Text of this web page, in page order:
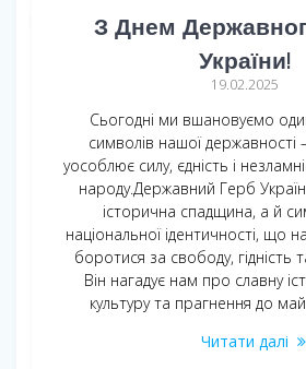
З Днем
України!
19.02.2025
Сьогодні ми вшановуємо
символів нашої державності
уособлює силу, єдність і
народу.Державний Герб
історична спадщина, а й
національної ідентичності, що
боротися за свободу, гідність
Він нагадує нам про славну
культуру та прагнення до
Читати далі